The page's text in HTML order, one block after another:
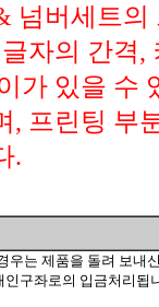
넘버세트
자의 간격,
가 있을 수
, 프린팅 부
.
우는 제품을 돌려 보내
인구좌로의 입금처리됩